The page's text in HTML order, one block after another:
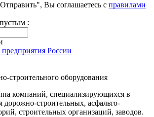
Вы соглашаетесь с правилами
:
строительного оборудования
компаний, специализирующихся в
дорожно-строительных, асфальто-
строительных организаций, заводов.